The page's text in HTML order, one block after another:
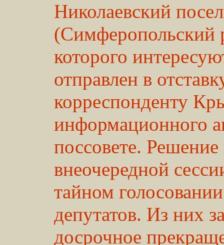
Николаевский
(Симферопольский
которого
отправлен в
корреспонденту
информационного
поссовете.
внеочередной
тайном
депутатов. Из них
досрочное